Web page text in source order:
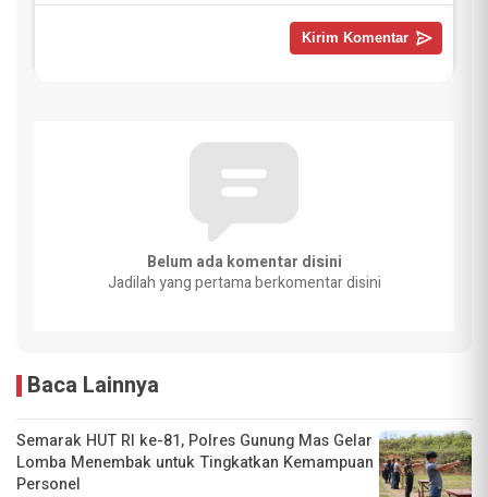
Belum ada komentar disini
Jadilah yang pertama berkomentar disini
Baca Lainnya
Semarak HUT RI ke-81, Polres Gunung Mas Gelar
Lomba Menembak untuk Tingkatkan Kemampuan
Personel